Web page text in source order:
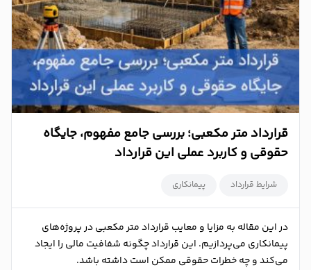
قرارداد متر مکعبی؛ بررسی جامع مفهوم، جایگاه
حقوقی و کاربرد عملی این قرارداد
شرایط قرارداد پیمانکاری
در این مقاله به مزایا و معایب قرارداد متر مکعبی در پروژه‌های
پیمانکاری می‌پردازیم. این قرارداد چگونه شفافیت مالی را ایجاد
می‌کند و چه خطرات حقوقی ممکن است داشته باشد.